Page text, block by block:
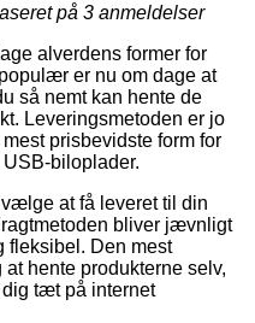
på 3 anmeldelser
alverdens former for
er nu om dage at
så nemt kan hente de
Leveringsmetoden er jo
prisbevidste form for
biloplader.
at få leveret til din
bliver jævnligt
fleksibel. Den mest
hente produkterne selv,
tæt på internet